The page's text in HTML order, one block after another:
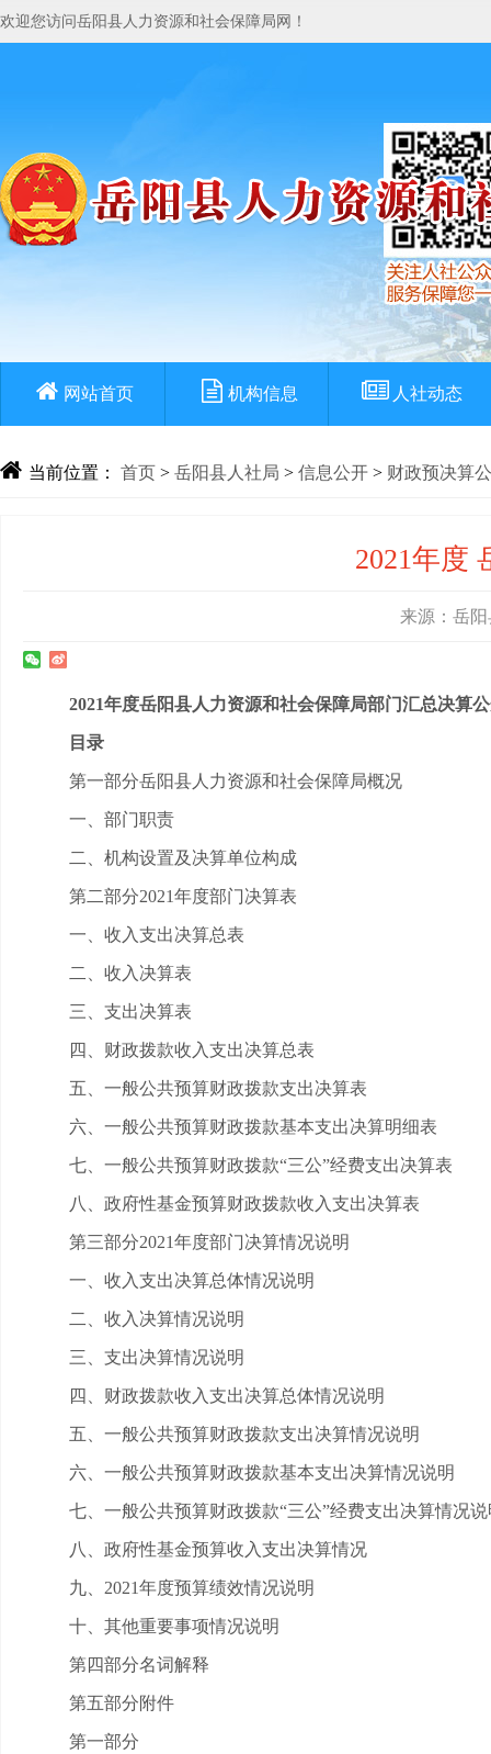
欢迎您访问岳阳县人力资源和社会保障局网！
网站首页 机构信息 人社动态
当前位置： 首页 > 岳阳县人社局 > 信息公开 > 财政预决算
2021年度
来源：岳阳
2021年度岳阳县人力资源和社会保障局部门汇总决算
目录
第一部分岳阳县人力资源和社会保障局概况
一、部门职责
二、机构设置及决算单位构成
第二部分2021年度部门决算表
一、收入支出决算总表
二、收入决算表
三、支出决算表
四、财政拨款收入支出决算总表
五、一般公共预算财政拨款支出决算表
六、一般公共预算财政拨款基本支出决算明细表
七、一般公共预算财政拨款“三公”经费支出决算表
八、政府性基金预算财政拨款收入支出决算表
第三部分2021年度部门决算情况说明
一、收入支出决算总体情况说明
二、收入决算情况说明
三、支出决算情况说明
四、财政拨款收入支出决算总体情况说明
五、一般公共预算财政拨款支出决算情况说明
六、一般公共预算财政拨款基本支出决算情况说明
七、一般公共预算财政拨款“三公”经费支出决算情况说
八、政府性基金预算收入支出决算情况
九、2021年度预算绩效情况说明
十、其他重要事项情况说明
第四部分名词解释
第五部分附件
第一部分